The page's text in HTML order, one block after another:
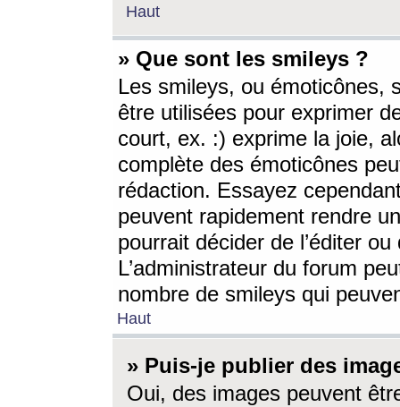
Haut
» Que sont les smileys ?
Les smileys, ou émoticônes,
être utilisées pour exprimer
court, ex. :) exprime la joie,
complète des émoticônes
rédaction. Essayez
peuvent rapidement rendre
pourrait décider de l’éditer
L’administrateur du forum
nombre de smileys qui
Haut
» Puis-je publier des
Oui, des images peuvent